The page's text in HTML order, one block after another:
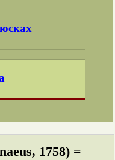
1758) =